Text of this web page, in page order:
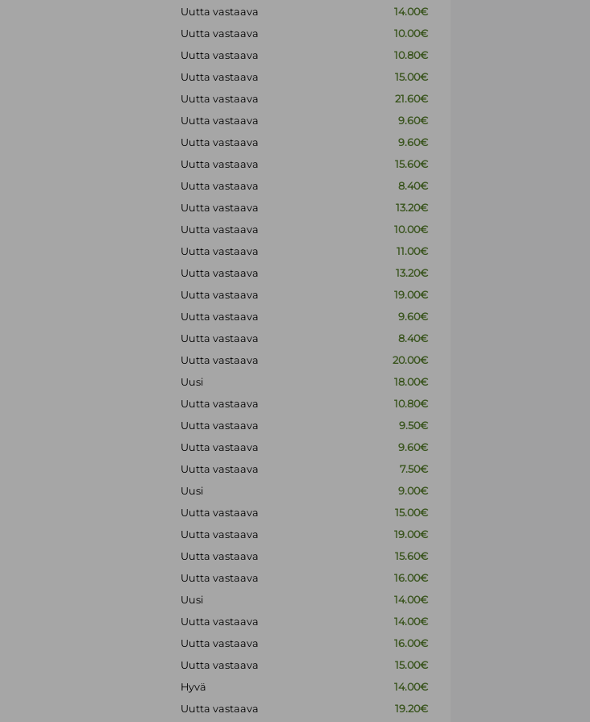
Uutta vastaava
14.00€
Uutta vastaava
10.00€
Uutta vastaava
10.80€
Uutta vastaava
15.00€
Uutta vastaava
21.60€
Uutta vastaava
9.60€
Uutta vastaava
9.60€
Uutta vastaava
15.60€
Uutta vastaava
8.40€
Uutta vastaava
13.20€
Uutta vastaava
10.00€
Uutta vastaava
11.00€
Uutta vastaava
13.20€
Uutta vastaava
19.00€
Uutta vastaava
9.60€
Uutta vastaava
8.40€
Uutta vastaava
20.00€
Uusi
18.00€
Uutta vastaava
10.80€
Uutta vastaava
9.50€
Uutta vastaava
9.60€
Uutta vastaava
7.50€
Uusi
9.00€
Uutta vastaava
15.00€
Uutta vastaava
19.00€
Uutta vastaava
15.60€
Uutta vastaava
16.00€
Uusi
14.00€
Uutta vastaava
14.00€
Uutta vastaava
16.00€
Uutta vastaava
15.00€
Hyvä
14.00€
Uutta vastaava
19.20€